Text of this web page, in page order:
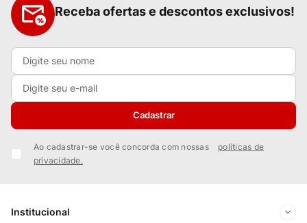
Receba ofertas e descontos exclusivos!
Cadastrar
Ao cadastrar-se você concorda com nossas
políticas de
privacidade.
Institucional